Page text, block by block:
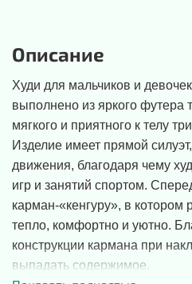
Описание
Худи для мальчиков и
выполнено из яркого футера
мягкого и приятного к телу
Изделие имеет прямой
движения, благодаря чему
игр и занятий спортом.
карман-«кенгуру», в котором
тепло, комфортно и уютно.
конструкции кармана при
выпадать содержимое.